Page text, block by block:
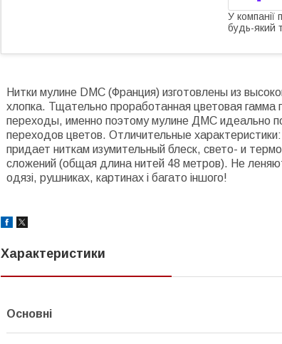
У компанії
будь-який
Нитки мулине DMC (Франция) изготовлены из
хлопка. Тщательно проработанная цветовая
переходы, именно поэтому мулине ДМС идеально
переходов цветов. Отличительные
придает ниткам изумительный блеск, свето- и
сложений (общая длина нитей 48 метров). Не
одязі, рушниках, картинах і багато іншого!
Характеристики
Основні